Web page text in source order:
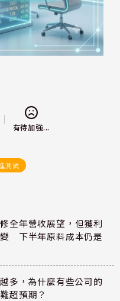
有待加強...
測試
全年營收展望，但獲利
下半年原料成本仍是
多，為什麼有些公司的
超預期？